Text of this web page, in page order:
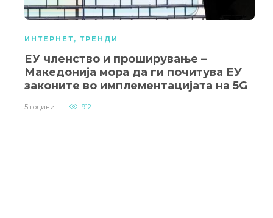
ИНТЕРНЕТ, ТРЕНДИ
ЕУ членство и проширување –
Македонија мора да ги почитува ЕУ
законите во имплементацијата на 5G
5 години 912